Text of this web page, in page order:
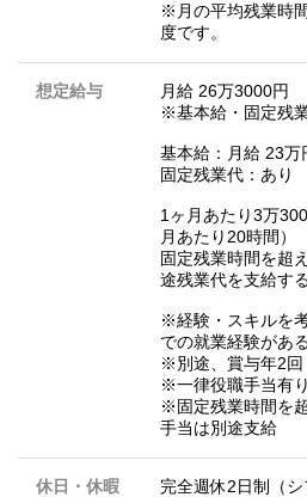
※月の平均残業時
度です。
想定給与
月給 26万3000円
※基本給・固定残
基本給：月給 23万
固定残業代：あり
1ヶ月あたり3万
月あたり20時間）
固定残業時間を超
途残業代を支給す
※経験・スキルを
での就業経験があ
※別途、賞与年2回
※一律役職手当有り
※固定残業時間を
手当は別途支給
休日・休暇
完全週休2日制（シ